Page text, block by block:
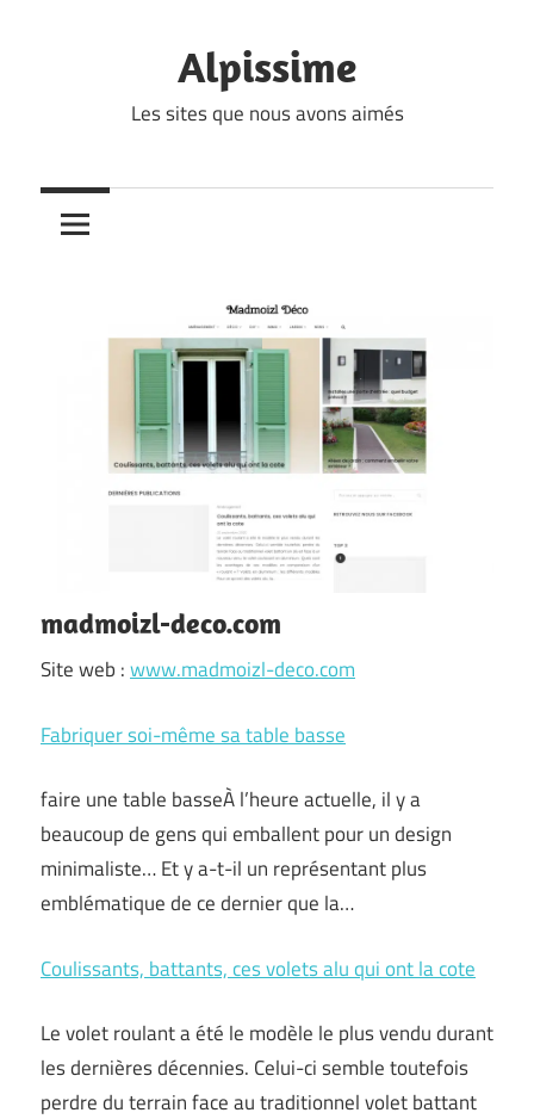
Alpissime
Les sites que nous avons aimés
madmoizl-deco.com
Site web :www.madmoizl-deco.com
Fabriquer soi-même sa table basse
faire une table basseÀ l’heure actuelle, il y a
beaucoup de gens qui emballent pour un design
minimaliste… Et y a-t-il un représentant plus
emblématique de ce dernier que la…
Coulissants, battants, ces volets alu qui ont la cote
Le volet roulant a été le modèle le plus vendu durant
les dernières décennies. Celui-ci semble toutefois
perdre du terrain face au traditionnel volet battant